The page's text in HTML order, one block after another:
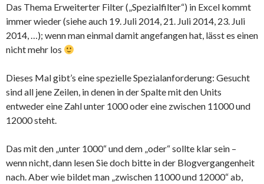
Das Thema Erweiterter Filter („Spezialfilter“) in Excel kommt
immer wieder (siehe auch 19. Juli 2014, 21. Juli 2014, 23. Juli
2014, …); wenn man einmal damit angefangen hat, lässt es einen
nicht mehr los
Dieses Mal gibt’s eine spezielle Spezialanforderung: Gesucht
sind all jene Zeilen, in denen in der Spalte mit den Units
entweder eine Zahl unter 1000 oder eine zwischen 11000 und
12000 steht.
Das mit den „unter 1000“ und dem „oder“ sollte klar sein –
wenn nicht, dann lesen Sie doch bitte in der Blogvergangenheit
nach. Aber wie bildet man „zwischen 11000 und 12000“ ab,